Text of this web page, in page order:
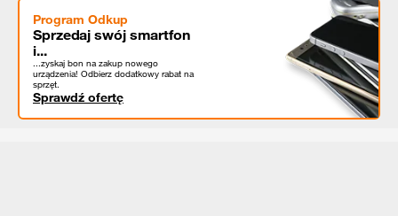
Program Odkup
Sprzedaj swój smartfon
i...
...zyskaj bon na zakup nowego
urządzenia! Odbierz dodatkowy rabat na
sprzęt.
Sprawdź ofertę